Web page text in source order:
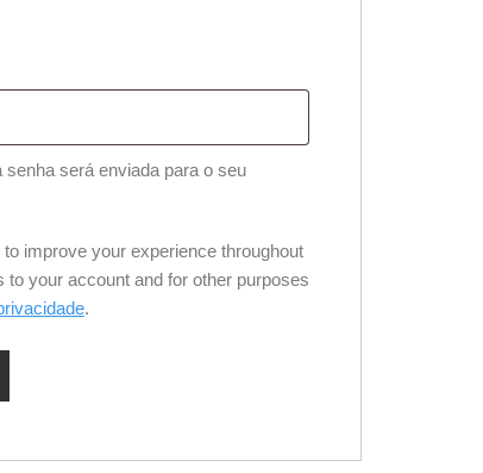
será enviada para o seu
improve your experience throughout
your account and for other purposes
.